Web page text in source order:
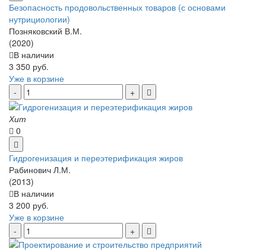
Безопасность продовольственных товаров (с основами
нутрициологии)
Позняковский В.М.
(2020)
В наличии
3 350 руб.
Уже в корзине
Хит
0
Гидрогенизация и переэтерификация жиров
Рабинович Л.М.
(2013)
В наличии
3 200 руб.
Уже в корзине